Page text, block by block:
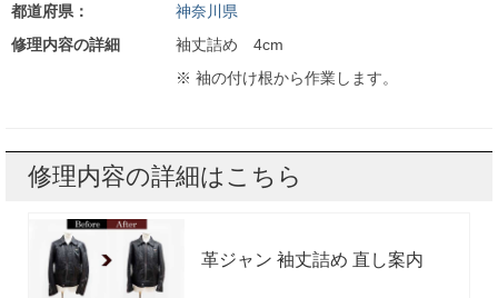
都道府県：
神奈川県
修理内容の詳細
袖丈詰め 4cm
※ 袖の付け根から作業します。
修理内容の詳細はこちら
革ジャン 袖丈詰め 直し案内